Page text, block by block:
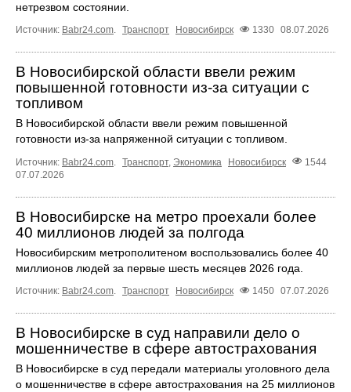
нетрезвом состоянии.
Источник: Babr24.com. Транспорт Новосибирск 1330 08.07.2026
В Новосибирской области ввели режим
повышенной готовности из-за ситуации с
топливом
В Новосибирской области ввели режим повышенной
готовности из-за напряженной ситуации с топливом.
Источник: Babr24.com Транспорт, Экономика Новосибирск
1544
07.07.2026
В Новосибирске на метро проехали более
40 миллионов людей за полгода
Новосибирским метрополитеном воспользовались более 40
миллионов людей за первые шесть месяцев 2026 года.
Источник: Babr24.com Транспорт Новосибирск 1450 07.07.2026
В Новосибирске в суд направили дело о
мошенничестве в сфере автострахования
В Новосибирске в суд передали материалы уголовного дела
о мошенничестве в сфере автострахования на 25 миллионов